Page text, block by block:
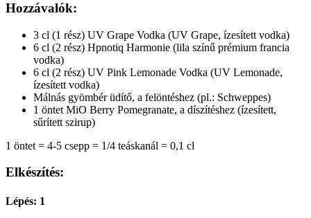
Hozzávalók:
3 cl (1 rész) UV Grape Vodka (UV Grape, ízesített vodka)
6 cl (2 rész) Hpnotiq Harmonie (lila színű prémium francia
vodka)
6 cl (2 rész) UV Pink Lemonade Vodka (UV Lemonade,
ízesített vodka)
Málnás gyömbér üdítő, a felöntéshez (pl.: Schweppes)
1 öntet MiO Berry Pomegranate, a díszítéshez (ízesített,
sűrített szirup)
1 öntet = 4-5 csepp = 1/4 teáskanál = 0,1 cl
Elkészítés:
Lépés: 1